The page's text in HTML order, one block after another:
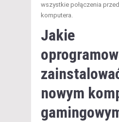
wszystkie połączenia
komputera.
Jakie
nowym